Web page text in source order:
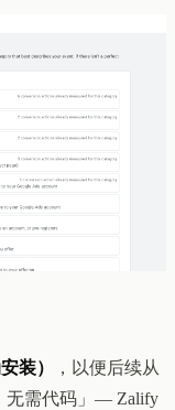
装）
，以便后续从
无需代码」— Zalify